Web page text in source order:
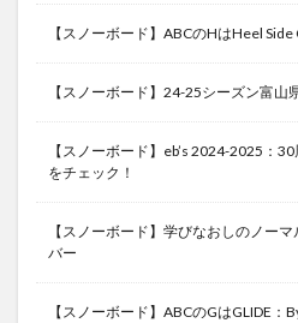
【スノーボード】ABCのHはHeel
【スノーボード】24-25シーズン富山
【スノーボード】eb’s 2024-2025：
をチェック！
【スノーボード】学びなおしのノー
バー
【スノーボード】ABCのGはGLIDE：